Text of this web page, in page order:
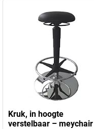
Kruk, in hoogte
verstelbaar – meychair